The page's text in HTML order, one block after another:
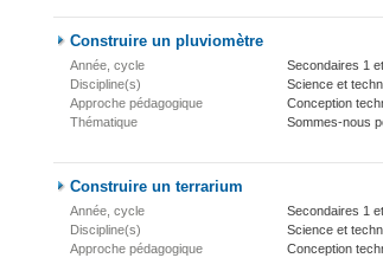
Construire un pluviomètre
Année, cycle
Secondaires 1
Discipline(s)
Science et
Approche pédagogique
Conception
Thématique
Sommes-nous
Construire un terrarium
Année, cycle
Secondaires 1
Discipline(s)
Science et
Approche pédagogique
Conception